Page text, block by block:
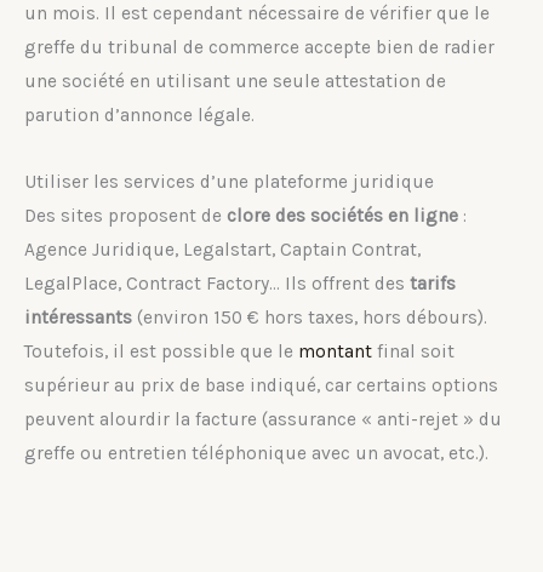
un mois. Il est cependant nécessaire de vérifier que le
greffe du tribunal de commerce accepte bien de radier
une société en utilisant une seule attestation de
parution d’annonce légale.
Utiliser les services d’une plateforme juridique
Des sites proposent de clore des sociétés en ligne :
Agence Juridique, Legalstart, Captain Contrat,
LegalPlace, Contract Factory… Ils offrent des tarifs
intéressants (environ 150 € hors taxes, hors débours).
Toutefois, il est possible que le montant final soit
supérieur au prix de base indiqué, car certains options
peuvent alourdir la facture (assurance « anti-rejet » du
greffe ou entretien téléphonique avec un avocat, etc.).